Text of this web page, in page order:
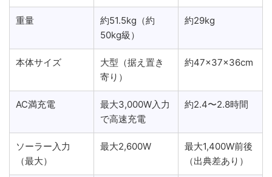
重量
約51.5kg（約
50kg級）
約29kg
本体サイズ
大型（据え置き
寄り）
約47×37×36cm
AC満充電
最大3,000W入力
で高速充電
約2.4〜2.8時間
ソーラー入力
（最大）
最大2,600W
最大1,400W前後
（出典差あり）